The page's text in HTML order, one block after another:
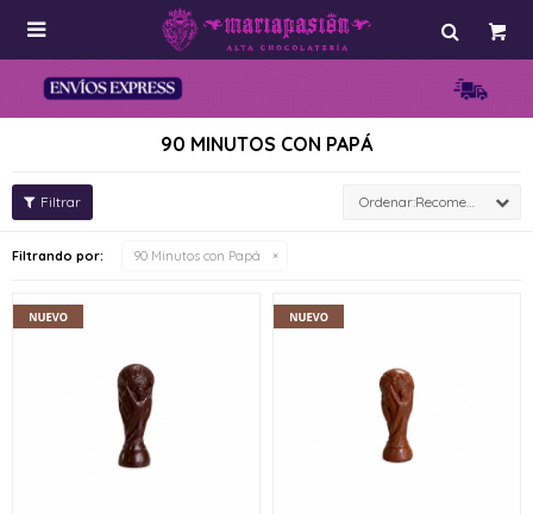

90 MINUTOS CON PAPÁ
Recomendados
Filtrando por: 90 Minutos con Papá